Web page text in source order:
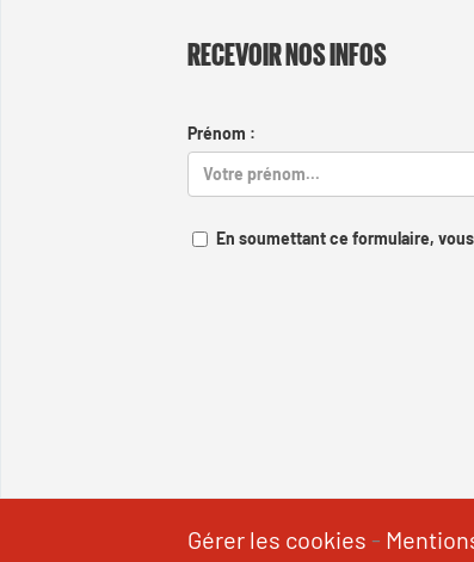
RECEVOIR NOS INFOS
Prénom :
En soumettant ce formulaire,
Gérer les cookies -